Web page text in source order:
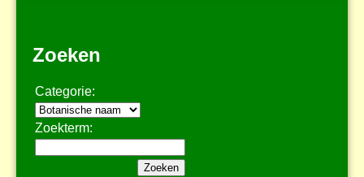
Zoeken
Categorie:
Zoekterm: